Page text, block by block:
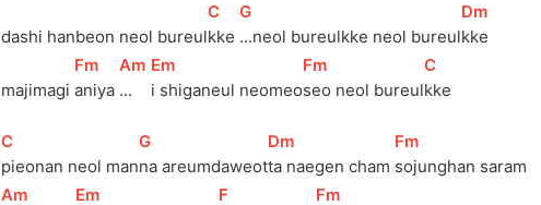
dashi hanbeon neol bureul
[
C
kke
[
G
...neol bureulkke neol bureul
[Dm
kke
majimagi
[Fm
aniya
[
Am ]
...
[Em
i shiganeul neomeo
[Fm
seo neol bureul
[
C
kke
[
C
pieonan neol man
[
G
na areumdaweot
[Dm
ta naegen cham
[Fm
sojunghan saram
[
Am [Em [F [Fm